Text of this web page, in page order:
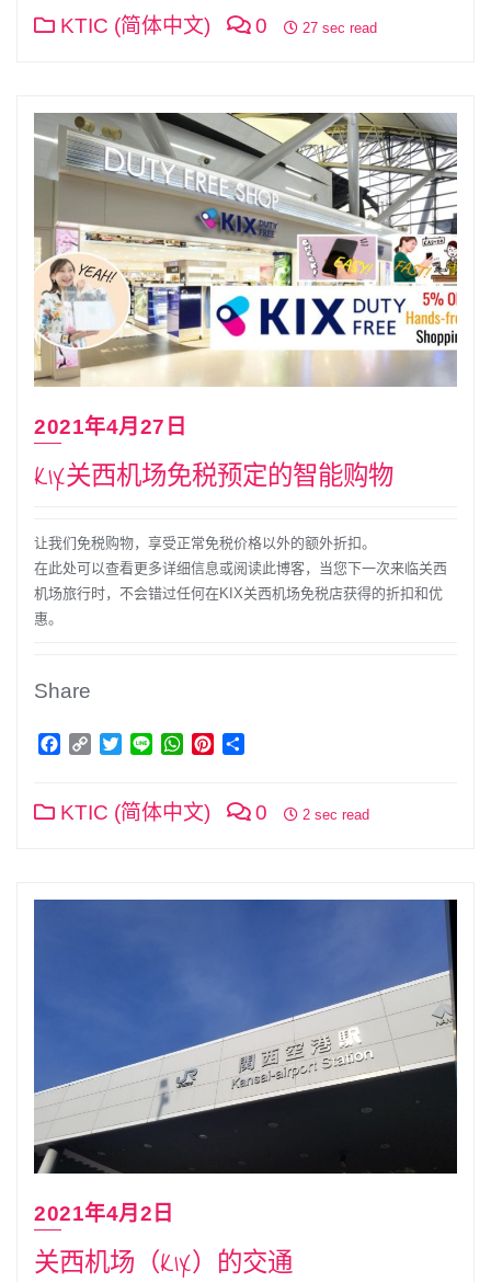
KTIC (简体中文) 0 27 sec read
2021年4月27日
KIX关西机场免税预定的智能购物
让我们免税购物，享受正常免税价格以外的额外折扣。
在此处可以查看更多详细信息或阅读此博客，当您下一次来临关西
机场旅行时，不会错过任何在KIX关西机场免税店获得的折扣和优
惠。
Share
Facebook
Copy TwitterLine WhatsApp
Pinterest
KTIC (简体中文) 0 2 sec read
2021年4月2日
关西机场（KIX）的交通